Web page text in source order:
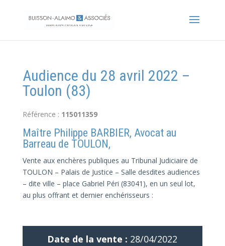
Audience du 28 avril 2022 –
Toulon (83)
Référence : 115011359
Maître Philippe BARBIER, Avocat au
Barreau de TOULON,
Vente aux enchères publiques au Tribunal Judiciaire de
TOULON – Palais de Justice – Salle desdites audiences
– dite ville – place Gabriel Péri (83041), en un seul lot,
au plus offrant et dernier enchérisseurs :
Date de la vente : 28/04/2022